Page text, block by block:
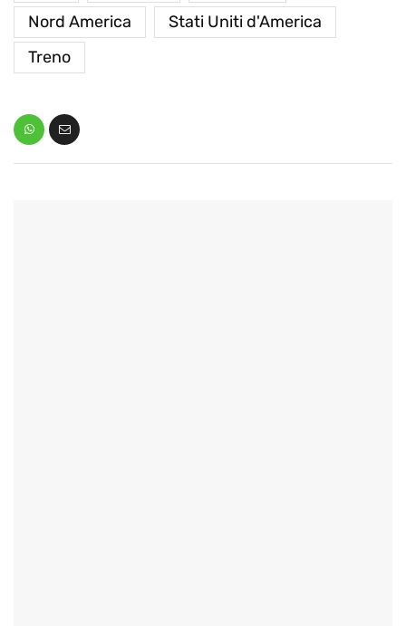
Nord America
Stati Uniti d'America
Treno